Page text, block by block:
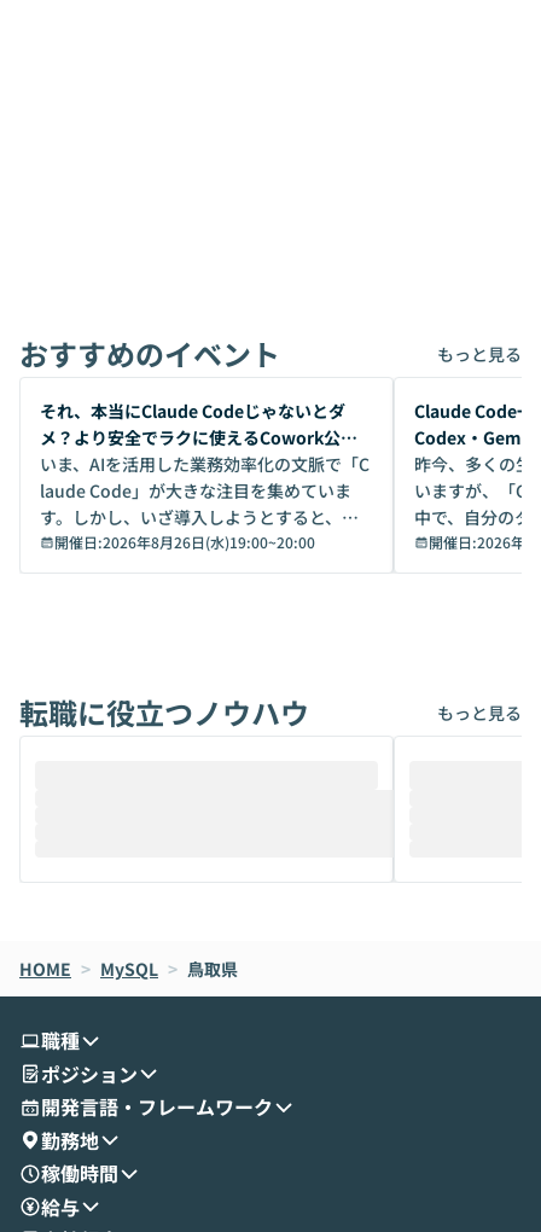
おすすめのイベント もっと見る
開催前
それ、本当にClaude Codeじゃないとダ
メ？より安全でラクに使えるCowork公開
デモ
いま、AIを活用した業務効率化の文脈で「C
laude Code」が大きな注目を集めていま
す。しかし、いざ導入しようとすると、セ
キュリティ面の懸念や権限管理のハードル
から、気軽に使えないケースも多いのでは
けでなく、想像以上の範囲まで自動化でき
ることは、まだあまり知られていません。
メルカリでの判断基準をもとに「なぜClau
oworkの基本的な機能をご紹介いただきま
す。 続く公開デモでは、実際にCoworkを
せいただきます。数分でワークフローが完
成する手軽さや、Gmail等の外部サービス
とセキュアに連携できるポイントなど、実
演を通じて具体的なイメージをお届けしま
す。 後半のディスカッションでは、セキュ
リティの考え方や社内導入の進め方など、
現場目線でさらに深掘りしていきます。
開催日:2026年8月26日(水)19:00~20:00
開催前
Claude Code一
Codex・
昨今、多くの生
いますが、「
中で、自分のタ
いいのか」を自
か？ 「なんとなく誰かが良いと言っていた
は、評判では
ているAIを選ぶこ
それぞれの本当
ント構築の最前
開催日:2026年8
転職に役立つノウハウ もっと見る
HOME > MySQL > 鳥取県
職種
ポジション
開発言語・フレームワーク
勤務地
稼働時間
給与